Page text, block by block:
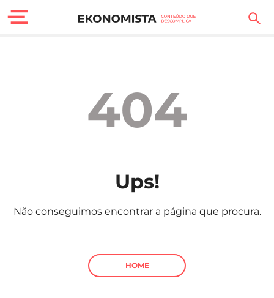
Carreira
Sociedade
Negócios
404
Ups!
Não conseguimos encontrar a página que procura.
HOME